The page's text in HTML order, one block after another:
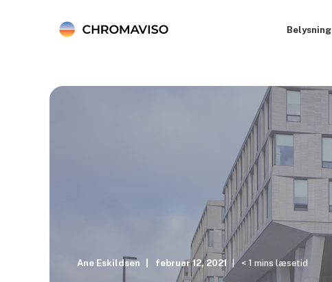
Belysning
Ane Eskildsen februar 12, 2021 < 1 mins læsetid